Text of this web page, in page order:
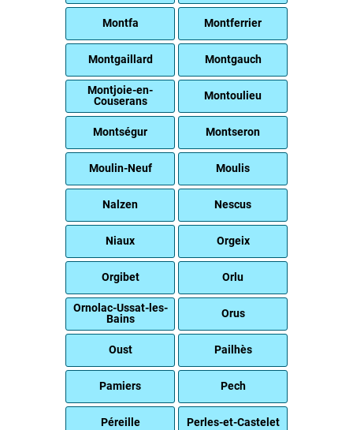
Montfa Montferrier
Montgaillard Montgauch
Montjoie-en-
Couserans
Montoulieu
Montségur Montseron
Moulin-Neuf Moulis
Nalzen Nescus
Niaux Orgeix
Orgibet Orlu
Ornolac-Ussat-les-
Bains
Orus
Oust Pailhès
Pamiers Pech
Péreille Perles-et-Castelet